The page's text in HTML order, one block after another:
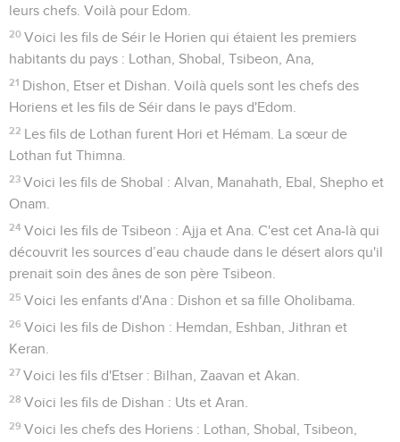
leurs chefs. Voilà pour Edom.
20 Voici les fils de Séir le Horien qui étaient les premiers
habitants du pays : Lothan, Shobal, Tsibeon, Ana,
21 Dishon, Etser et Dishan. Voilà quels sont les chefs des
Horiens et les fils de Séir dans le pays d'Edom.
22 Les fils de Lothan furent Hori et Hémam. La sœur de
Lothan fut Thimna.
23 Voici les fils de Shobal : Alvan, Manahath, Ebal, Shepho et
Onam.
24 Voici les fils de Tsibeon : Ajja et Ana. C'est cet Ana-là qui
découvrit les sources d’eau chaude dans le désert alors qu'il
prenait soin des ânes de son père Tsibeon.
25 Voici les enfants d'Ana : Dishon et sa fille Oholibama.
26 Voici les fils de Dishon : Hemdan, Eshban, Jithran et
Keran.
27 Voici les fils d'Etser : Bilhan, Zaavan et Akan.
28 Voici les fils de Dishan : Uts et Aran.
29 Voici les chefs des Horiens : Lothan, Shobal, Tsibeon,